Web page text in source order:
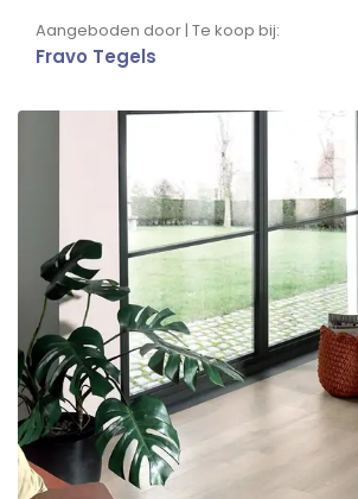
Aangeboden door | Te koop bij:
Fravo Tegels